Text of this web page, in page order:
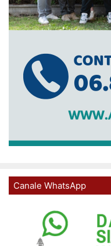
Canale WhatsApp